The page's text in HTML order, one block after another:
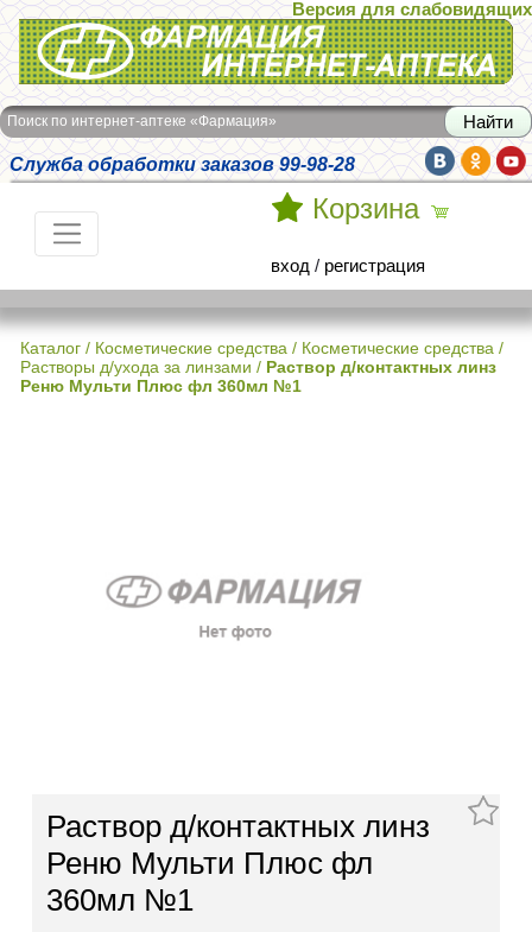
Интернет-аптека Фармация
Версия для слабовидящих
Поиск по интернет-аптеке «Фармация»
Служба обработки заказов 99-98-28
Корзина
вход / регистрация
Каталог / Косметические средства / Косметические средства /
Растворы д/ухода за линзами / Раствор д/контактных линз
Реню Мульти Плюс фл 360мл №1
Раствор д/контактных линз
Реню Мульти Плюс фл
360мл №1